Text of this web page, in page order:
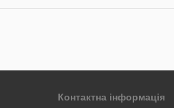
Контактна інформація